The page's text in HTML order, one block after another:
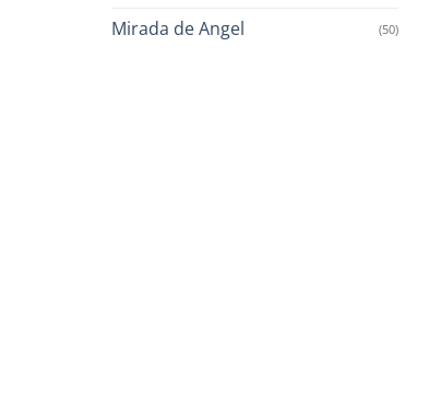
Mirada de Angel (50)